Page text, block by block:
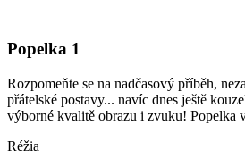
Popelka 1
Rozpomeňte se na nadčasový příběh,
přátelské postavy... navíc dnes ještě
výborné kvalitě obrazu i zvuku! Popelka
Réžia